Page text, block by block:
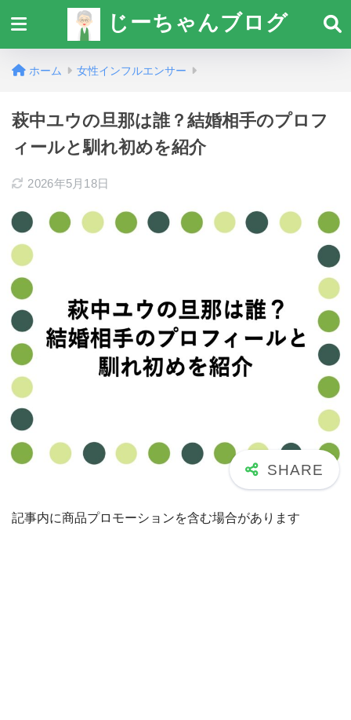
じーちゃんブログ
ホーム 女性インフルエンサー
萩中ユウの旦那は誰？結婚相手のプロフ
ィールと馴れ初めを紹介
2026年5月18日
記事内に商品プロモーションを含む場合があります